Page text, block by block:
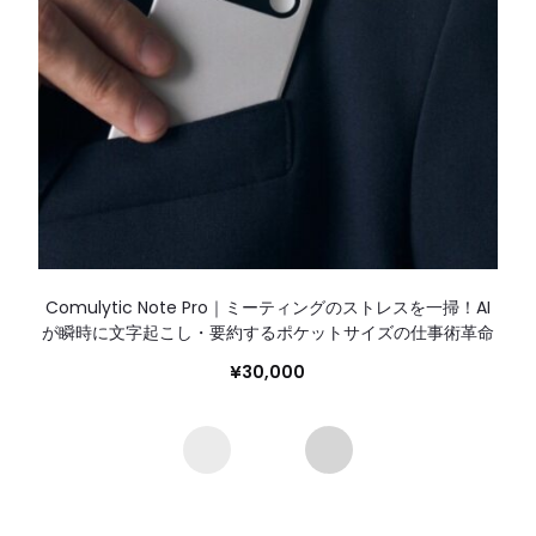
Comulytic Note Pro｜ミーティングのストレスを一掃！AI
が瞬時に文字起こし・要約するポケットサイズの仕事術革命
¥30,000